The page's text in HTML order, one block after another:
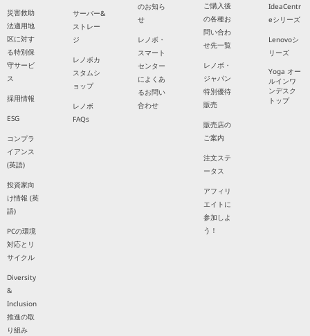
災害救助
法適用地
区に対す
る特別保
守サービ
ス
採用情報
ESG
コンプラ
イアンス
(英語)
投資家向
け情報 (英
語)
PCの環境
対応とリ
サイクル
Diversity
&
Inclusion
推進の取
り組み
サーバー&
ストレー
ジ
レノボカ
スタムシ
ョップ
レノボ
FAQs
のお知ら
せ
レノボ・
スマート
センター
によくあ
るお問い
合わせ
ご購入後
の各種お
問い合わ
せ先一覧
レノボ・
ジャパン
特別優待
販売
販売店の
ご案内
注文ステ
ータス
アフィリ
エイトに
参加しよ
う！
IdeaCentr
eシリーズ
Lenovoシ
リーズ
Yoga オー
ルインワ
ンデスク
トップ